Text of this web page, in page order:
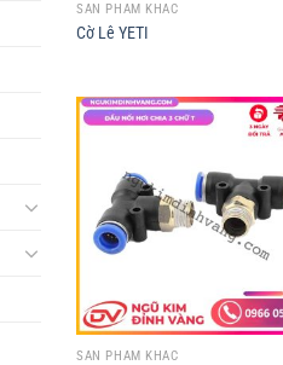
SẢN PHẨM KHÁC
Cờ Lê YETI
SẢN PHẨM KHÁC